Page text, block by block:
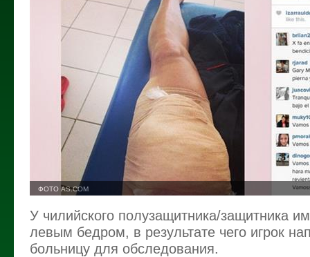
ФОТО AS.COM
У чилийского полузащитника/защитника
левым бедром, в результате чего игрок
больницу для обследования.